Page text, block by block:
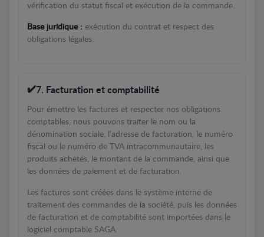
vérification du statut fiscal et exécution de la commande.
Base juridique : exécution du contrat et respect des
obligations légales.
7. Facturation et comptabilité
Pour émettre les factures et respecter nos obligations
comptables, nous pouvons traiter le nom ou la
dénomination sociale, l’adresse de facturation, le numéro
fiscal ou le numéro de TVA intracommunautaire, les
produits achetés, le montant de la commande, ainsi que
les données de paiement et de facturation.
Les factures sont créées dans le système interne de
traitement des commandes de la société, puis les données
de facturation et de comptabilité sont importées dans le
logiciel comptable SAGA.